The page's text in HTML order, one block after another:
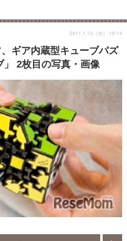
ギア内蔵型キューブパズ
」 2枚目の写真・画像
2011.1.13（木） 18:14